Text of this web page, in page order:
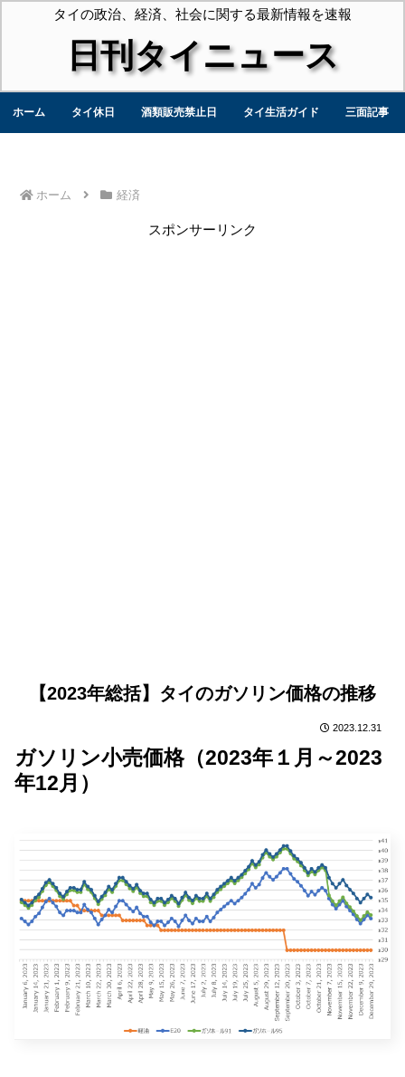
タイの政治、経済、社会に関する最新情報を速報
日刊タイニュース
ホーム タイ休日 酒類販売禁止日 タイ生活ガイド 三面記事
ホーム 経済
スポンサーリンク
【2023年総括】タイのガソリン価格の推移
2023.12.31
ガソリン小売価格（2023年１月～2023
年12月）